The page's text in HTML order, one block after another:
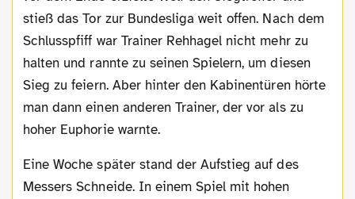
stieß das Tor zur Bundesliga weit offen. Nach dem
Schlusspfiff war Trainer Rehhagel nicht mehr zu
halten und rannte zu seinen Spielern, um diesen
Sieg zu feiern. Aber hinter den Kabinentüren hörte
man dann einen anderen Trainer, der vor als zu
hoher Euphorie warnte.
Eine Woche später stand der Aufstieg auf des
Messers Schneide. In einem Spiel mit hohen